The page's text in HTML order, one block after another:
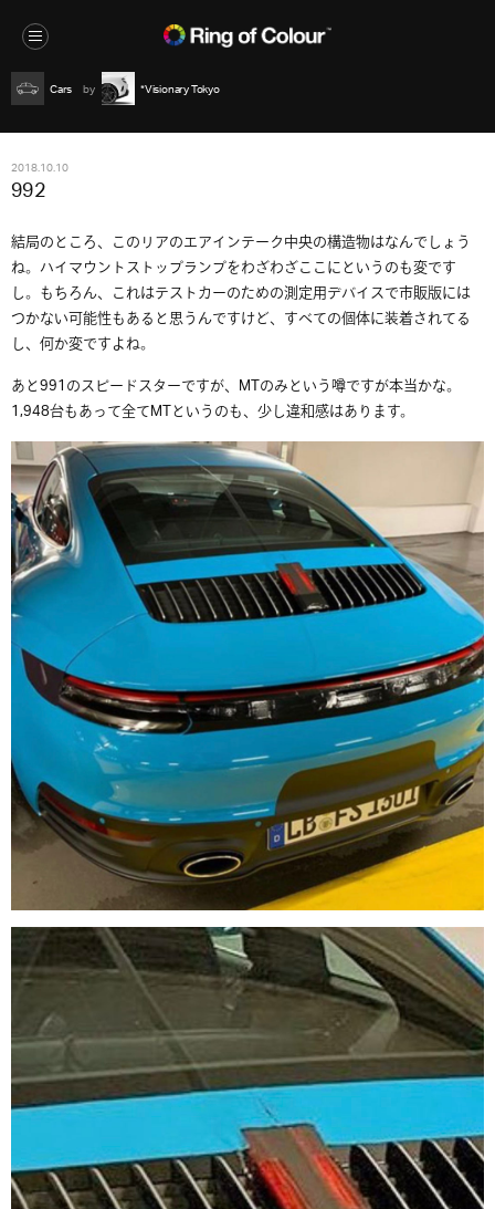
Cars *Visionary Tokyo
2018.10.10
992
結局のところ、このリアのエアインテーク中央の構造物はなんでしょう
ね。ハイマウントストップランプをわざわざここにというのも変です
し。もちろん、これはテストカーのための測定用デバイスで市販版には
つかない可能性もあると思うんですけど、すべての個体に装着されてる
し、何か変ですよね。
あと991のスピードスターですが、MTのみという噂ですが本当かな。
1,948台もあって全てMTというのも、少し違和感はあります。